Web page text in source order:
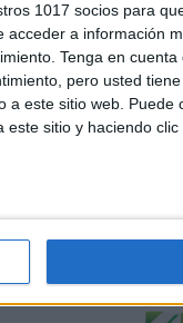
1017 socios para
a información
Tenga en
pero usted
a este sitio web.
sitio y haciendo